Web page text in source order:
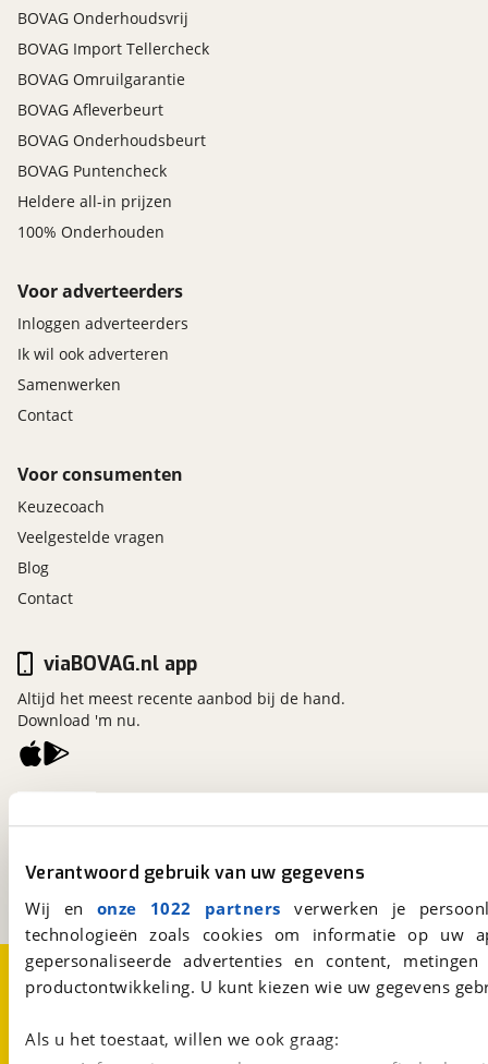
Verantwoord gebruik van uw gegevens
Wij en onze 1022 partners verwerken je
technologieën zoals cookies om informatie op
gepersonaliseerde advertenties en content,
productontwikkeling. U kunt kiezen wie uw gegevens
Als u het toestaat, willen we ook graag:
BOVAG Onderhoudsvrij
BOVAG Import Tellercheck
BOVAG Omruilgarantie
BOVAG Afleverbeurt
BOVAG Onderhoudsbeurt
BOVAG Puntencheck
Heldere all-in prijzen
100% Onderhouden
Voor adverteerders
Inloggen adverteerders
Ik wil ook adverteren
Samenwerken
Contact
Voor consumenten
Keuzecoach
Veelgestelde vragen
Blog
Contact
Een initiatief van
viaBOVAG.nl app
Altijd het meest recente aanbod bij de hand.
Download 'm nu.
Over viaBOVAG.nlDisclaimer- en Privacyverklaring
CookievoorkeurenVacatures